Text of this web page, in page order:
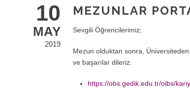
10
MAY
2019
MEZUNLAR
Sevgili Öğrencilerimiz;
Mezun olduktan sonra,
ve başarılar dileriz.
https://obs.gedik.edu.tr/oibs/